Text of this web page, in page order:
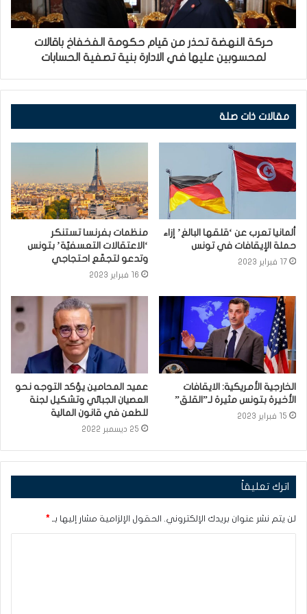
حركة النهضة تحذر من قيام حكومة الفخفاخ باقالات
لمحسوبين عليها في الادارة بنية تصفية الحسابات
مقالات ذات صلة
ألمانيا تعرب عن ‘قلقها البالغ’ إزاء
حملة الإيقافات في تونس
17 فبراير 2023
منظمات بفرنسا تستنكر
‘الاعتقالات التعسفيّة’ بتونس
وتدعو لتجمّع احتجاجي
16 فبراير 2023
الخارجية الأمريكية: الايقافات
الأخيرة بتونس مثيرة لـ”القلق”
15 فبراير 2023
عميد المحامين يؤكد التوجه نحو
العصيان الجبائي وتشكيل لجنة
للطعن في قانون المالية
25 ديسمبر 2022
اترك تعليقاً
لن يتم نشر عنوان بريدك الإلكتروني. الحقول الإلزامية مشار إليها بـ *